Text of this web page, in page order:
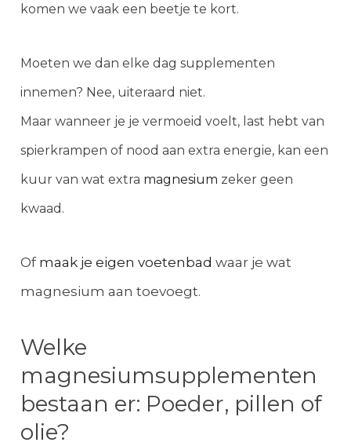
komen we vaak een beetje te kort.
Moeten we dan elke dag supplementen
innemen? Nee, uiteraard niet.
Maar wanneer je je vermoeid voelt, last hebt van
spierkrampen of nood aan extra energie, kan een
kuur van wat extra magnesium zeker geen
kwaad.
Of maak je eigen voetenbad waar je wat
magnesium aan toevoegt.
Welke
magnesiumsupplementen
bestaan er: Poeder, pillen of
olie?